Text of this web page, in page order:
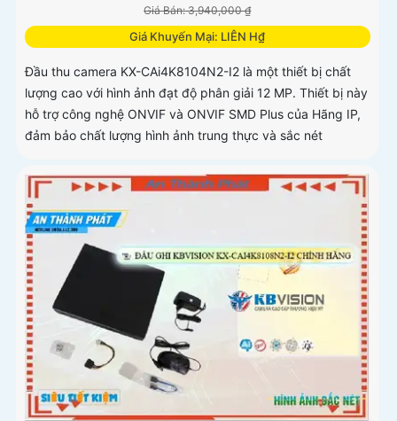
Giá Bán: 3,940,000 ₫
Giá Khuyến Mại: LIÊN H₫
Đầu thu camera KX-CAi4K8104N2-I2 là một thiết bị chất
lượng cao với hình ảnh đạt độ phân giải 12 MP. Thiết bị này
hỗ trợ công nghệ ONVIF và ONVIF SMD Plus của Hãng IP,
đảm bảo chất lượng hình ảnh trung thực và sắc nét